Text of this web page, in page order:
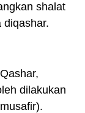
shalat
diqashar.
dilakukan